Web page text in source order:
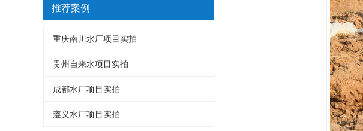
推荐案例
重庆南川水厂项目实拍
贵州自来水项目实拍
成都水厂项目实拍
遵义水厂项目实拍